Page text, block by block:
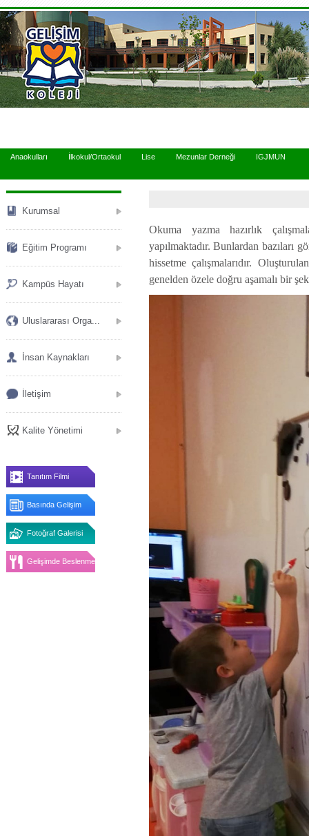
.
Anaokulları İlkokul/Ortaokul Lise Mezunlar Derneği IGJMUN
Kurumsal
Eğitim Programı
Kampüs Hayatı
Uluslararası Orga...
İnsan Kaynakları
İletişim
Kalite Yönetimi
Tanıtım Filmi
Basında Gelişim
Fotoğraf Galerisi
Gelişimde Beslenme
Okuma yazma hazırlık
yapılmaktadır. Bunlardan bazıları
hissetme çalışmalarıdır.
genelden özele doğru aşamalı bir